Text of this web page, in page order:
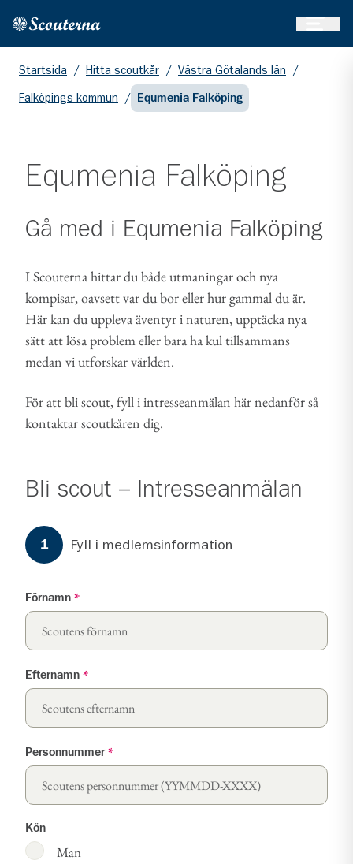
Hem
Startsida / Hitta scoutkår / Västra Götalands län /
Falköpings kommun / Equmenia Falköping
Equmenia Falköping
Gå med i Equmenia Falköping
I Scouterna hittar du både utmaningar och nya
kompisar, oavsett var du bor eller hur gammal du är.
Här kan du uppleva äventyr i naturen, upptäcka nya
sätt att lösa problem eller bara ha kul tillsammans
medan vi utforskar världen.
För att bli scout, fyll i intresseanmälan här nedanför så
kontaktar scoutkåren dig.
Bli scout – Intresseanmälan
Formuläret har steg.
1 Steg1
Fyll i medlemsinformation
Förnamn *
Efternamn *
Personnummer *
Kön
Man